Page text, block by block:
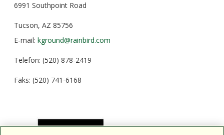
6991 Southpoint Road
Tucson, AZ 85756
E-mail: kground@rainbird.com
Telefon: (520) 878-2419
Faks: (520) 741-6168